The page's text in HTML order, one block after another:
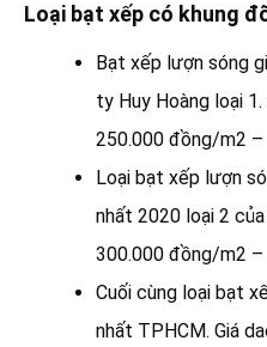
Loại bạt xếp có khung
Bạt xếp lượn sóng
ty Huy Hoàng loại
250.000 đồng/m2
Loại bạt xếp lượn
nhất 2020 loại 2
300.000 đồng/m2
Cuối cùng loại bạt
nhất TPHCM. Giá